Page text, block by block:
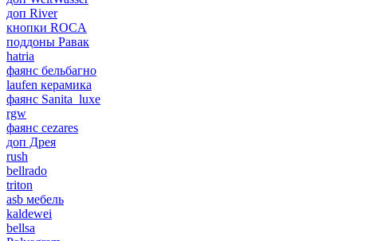
доп River
кнопки ROCA
поддоны Равак
hatria
фаянс бельбагно
laufen керамика
фаянс Sanita_luxe
rgw
фаянс cezares
доп Дрея
rush
bellrado
triton
asb мебель
kaldewei
bellsa